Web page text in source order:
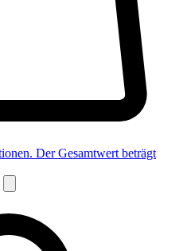
Der Gesamtwert beträgt